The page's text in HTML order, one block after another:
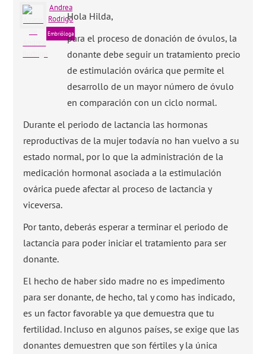
Andrea
Rodrigo
Embrióloga
Hola Hilda,
para el proceso de donación de óvulos, la
donante debe seguir un tratamiento precio
de estimulación ovárica que permite el
desarrollo de un mayor número de óvulo
en comparación con un ciclo normal.
Durante el periodo de lactancia las hormonas
reproductivas de la mujer todavía no han vuelvo a su
estado normal, por lo que la administración de la
medicación hormonal asociada a la estimulación
ovárica puede afectar al proceso de lactancia y
viceversa.
Por tanto, deberás esperar a terminar el periodo de
lactancia para poder iniciar el tratamiento para ser
donante.
El hecho de haber sido madre no es impedimento
para ser donante, de hecho, tal y como has indicado,
es un factor favorable ya que demuestra que tu
fertilidad. Incluso en algunos países, se exige que las
donantes demuestren que son fértiles y la única